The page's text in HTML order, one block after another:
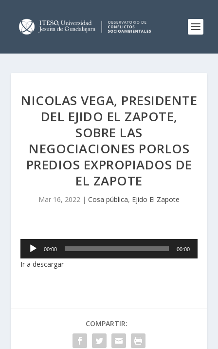
NICOLAS VEGA, PRESIDENTE
DEL EJIDO EL ZAPOTE,
SOBRE LAS
NEGOCIACIONES PORLOS
PREDIOS EXPROPIADOS DE
EL ZAPOTE
Mar 16, 2022 | Cosa pública, Ejido El Zapote
p
u
00:00 00:00
Ir a descargar
COMPARTIR: